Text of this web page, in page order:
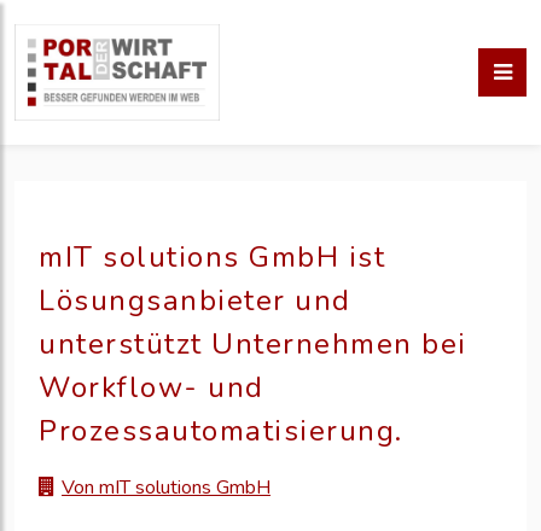
mIT solutions GmbH ist
Lösungsanbieter und
unterstützt Unternehmen bei
Workflow- und
Prozessautomatisierung.
Von mIT solutions GmbH